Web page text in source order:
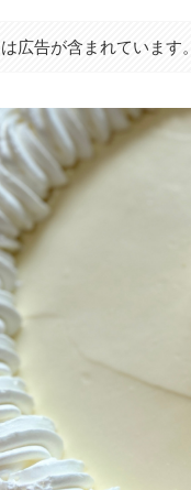
広告が含まれています。